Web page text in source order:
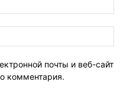
почты и веб-сайт
комментария.